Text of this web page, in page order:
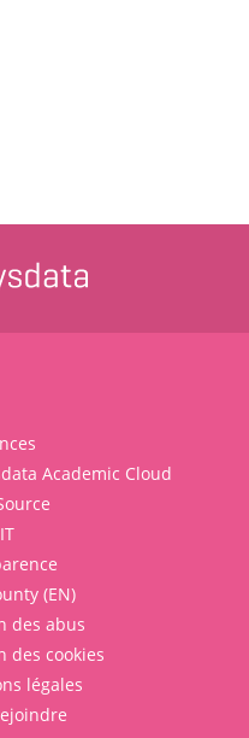
Academic Cloud
(EN)
des abus
des cookies
légales